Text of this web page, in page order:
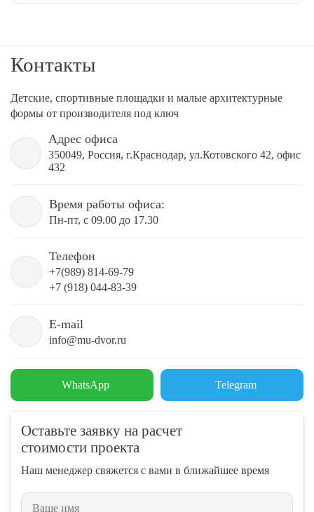
Контакты
Детские, спортивные площадки и малые архитектурные
формы от производителя под ключ
Адрес офиса
350049, Россия, г.Краснодар, ул.Котовского 42, офис
432
Время работы офиса:
Пн-пт, с 09.00 до 17.30
Телефон
+7(989) 814-69-79
+7 (918) 044-83-39
E-mail
info@mu-dvor.ru
WhatsApp Telegram
Оставьте заявку на расчет
стоимости проекта
Наш менеджер свяжется с вами в ближайшее время